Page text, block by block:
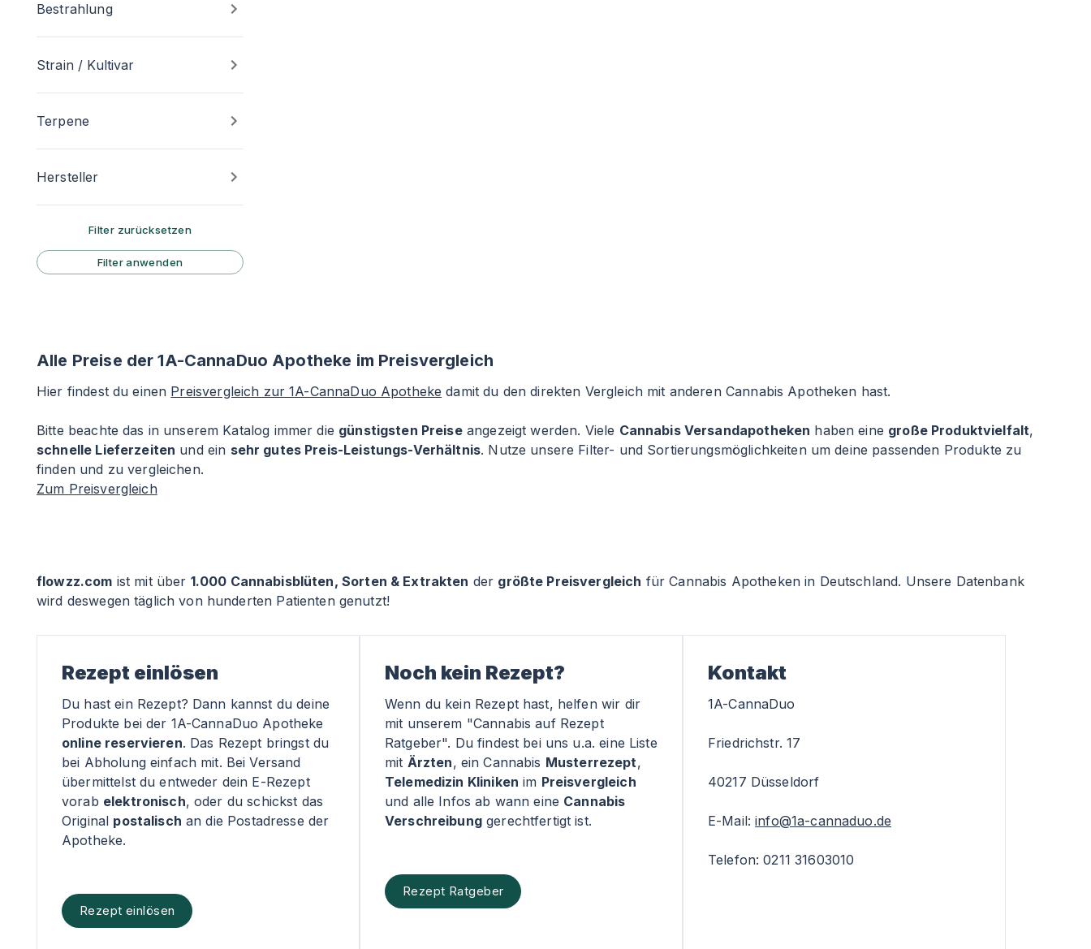
Bestrahlung
Strain / Kultivar
Terpene
Hersteller
Filter zurücksetzen
Filter anwenden
Alle Preise der 1A-CannaDuo Apotheke im Preisvergleich
Hier findest du einen Preisvergleich zur 1A-CannaDuo Apotheke damit du den direkten Vergleich mit anderen Cannabis Apotheken hast.
Bitte beachte das in unserem Katalog immer die günstigsten Preiseangezeigt werden. Viele Cannabis Versandapotheken haben eine große Produktvielfalt,
schnelle Lieferzeiten und ein sehr gutes Preis-Leistungs-Verhältnis. Nutze unsere Filter- und Sortierungsmöglichkeiten um deine passenden Produkte zu
finden und zu vergleichen.
Zum Preisvergleich
flowzz.com ist mit über 1.000 Cannabisblüten, Sorten & Extrakten der größte Preisvergleich für Cannabis Apotheken in Deutschland. Unsere Datenbank
wird deswegen täglich von hunderten Patienten genutzt!
Rezept einlösen
Du hast ein Rezept? Dann kannst du deine
Produkte bei der 1A-CannaDuo Apotheke
online reservieren. Das Rezept bringst du
bei Abholung einfach mit. Bei Versand
übermittelst du entweder dein E-Rezept
vorab elektronisch, oder du schickst das
Original postalisch an die Postadresse der
Apotheke.
Rezept einlösen
Noch kein Rezept?
Wenn du kein Rezept hast, helfen wir dir
mit unserem "Cannabis auf Rezept
Ratgeber". Du findest bei uns u.a. eine Liste
mit Ärzten, ein Cannabis Musterrezept,
Telemedizin Kliniken im Preisvergleich
und alle Infos ab wann eine Cannabis
Verschreibunggerechtfertigt ist.
Rezept Ratgeber
Kontakt
1A-CannaDuo
Friedrichstr. 17
40217 Düsseldorf
E-Mail:info@1a-cannaduo.de
Telefon: 0211 31603010